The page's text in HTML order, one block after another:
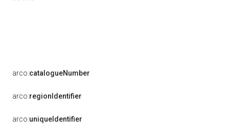
arco:catalogueNumber
arco:regionIdentifier
arco:uniqueIdentifier